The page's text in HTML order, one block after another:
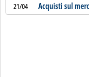
21/04 Acquisti sul